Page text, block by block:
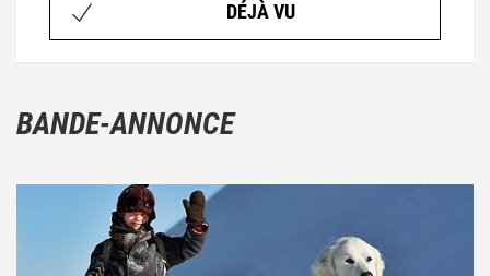
DÉJÀ VU
BANDE-ANNONCE